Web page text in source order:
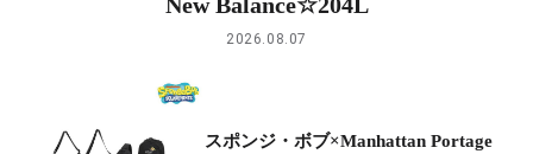
2026.08.07
スポンジ・ボブ×Manhattan Portage